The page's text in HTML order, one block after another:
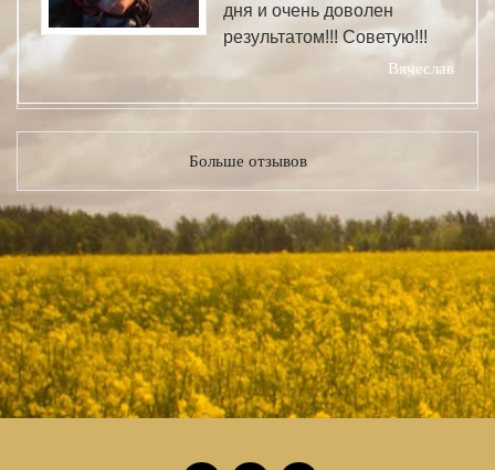
дня и очень доволен
результатом!!! Советую!!!
Вячеслав
Больше отзывов